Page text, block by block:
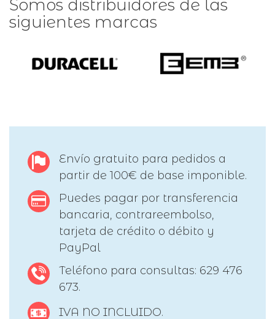
Somos distribuidores de las
siguientes marcas
Envío gratuito para pedidos a
partir de 100€ de base imponible.
Puedes pagar por transferencia
bancaria, contrareembolso,
tarjeta de crédito o débito y
PayPal
Teléfono para consultas: 629 476
673.
IVA NO INCLUIDO.